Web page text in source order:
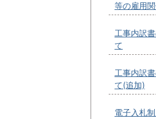
等の雇用
工事内訳
て
工事内訳
て(追加)
電子入札